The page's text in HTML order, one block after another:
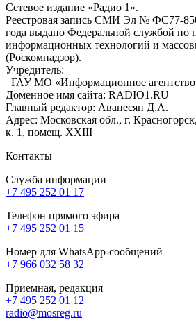
Сетевое издание «Радио 1».
Реестровая запись СМИ Эл № ФС77-
года выдано Федеральной службой по
информационных технологий и
(Роскомнадзор).
Учредитель:
ГАУ МО «Информационное агентство
Доменное имя сайта: RADIO1.RU
Главный редактор: Аванесян Д.А.
Адрес: Московская обл., г.
к. 1, помещ. XXIII
Контакты
Служба информации
+7 495 252 01 17
Телефон прямого эфира
+7 495 252 01 15
Номер для WhatsApp-сообщений
+7 966 032 58 32
Приемная, редакция
+7 495 252 01 12
radio@mosreg.ru